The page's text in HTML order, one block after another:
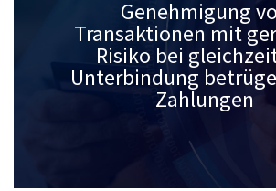
Genehmigung
Transaktionen mit
Risiko bei
Unterbindung
Zahlungen